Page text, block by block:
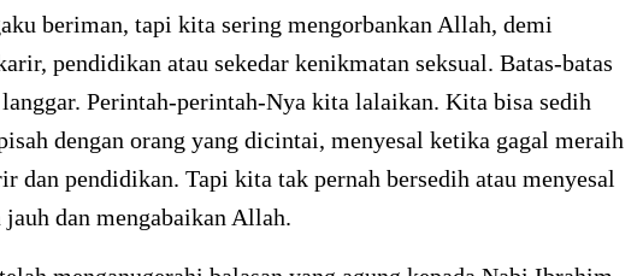
beriman, tapi kita sering mengorbankan Allah, demi
pendidikan atau sekedar kenikmatan seksual. Batas-batas
Perintah-perintah-Nya kita lalaikan. Kita bisa sedih
dengan orang yang dicintai, menyesal ketika gagal meraih
dan pendidikan. Tapi kita tak pernah bersedih atau menyesal
dan mengabaikan Allah.